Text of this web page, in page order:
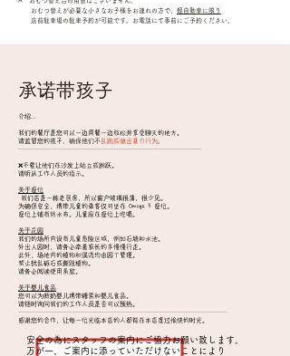
おむつ替えが必要な小さなお子様をお連れの方で、 軽自動車に限り
店前駐車場の駐車予約が可能です。お電話にて事前にご予約ください。
承诺带孩子
介绍...
我们的餐厅是您可以一边用餐一边放松并享受聊天的地方。
请监督您的孩子 ，确保他们不乱跑或做出暴力行为
┈┈┈┈┈┈┈┈┈┈┈┈┈┈┈┈┈┈┈┈┈┈┈┈┈┈┈┈┈
❌不要让他们在沙发上站立或跳跃。
请听从工作人员的指示。
关于座位
​ 我们店是一栋老民房，所以窗户玻璃很薄，很少见。
为确保安全，携带儿童的乘客仅可坐在 Omoya 3 座位。
座位上铺有防水布。儿童应在座位上吃喝。
关于花园
我们的场所内设有儿童危险区域，例如石墙和水池。
外出入园时，请务必牵着家长的手慢慢行走。
此外，场地内的植物和溪流均由园丁管理。
禁止扰乱砾石或撕毁植物。
请务必阅读使用条款。
关于婴儿食品
您可以为断奶婴儿携带糖果和婴儿食品。
请随时询问我们的工作人员是否可以预热。
┈┈┈┈┈┈┈┈┈┈┈┈┈┈┈┈┈┈┈┈┈┈┈┈┈┈┈┈┈┈┈┈┈
感谢您的合作，让每一位光临本店的人都能在本店度过愉快的时光。
安全の為にスタッフの案内にご協力お願い致します。
万が一、ご案内に添っていただけないことにより